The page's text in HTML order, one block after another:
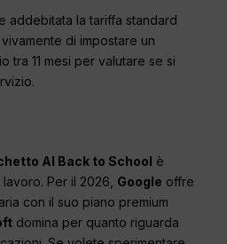
addebitata la tariffa standard
di impostare un
tra 11 mesi per valutare se si
AI Back to School è
Per il 2026, Google offre
con il suo piano premium
domina per quanto riguarda